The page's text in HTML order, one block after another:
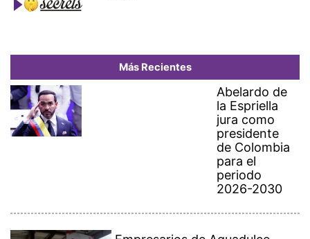
Más Recientes
Abelardo de
la Espriella
jura como
presidente
de Colombia
para el
periodo
2026-2030